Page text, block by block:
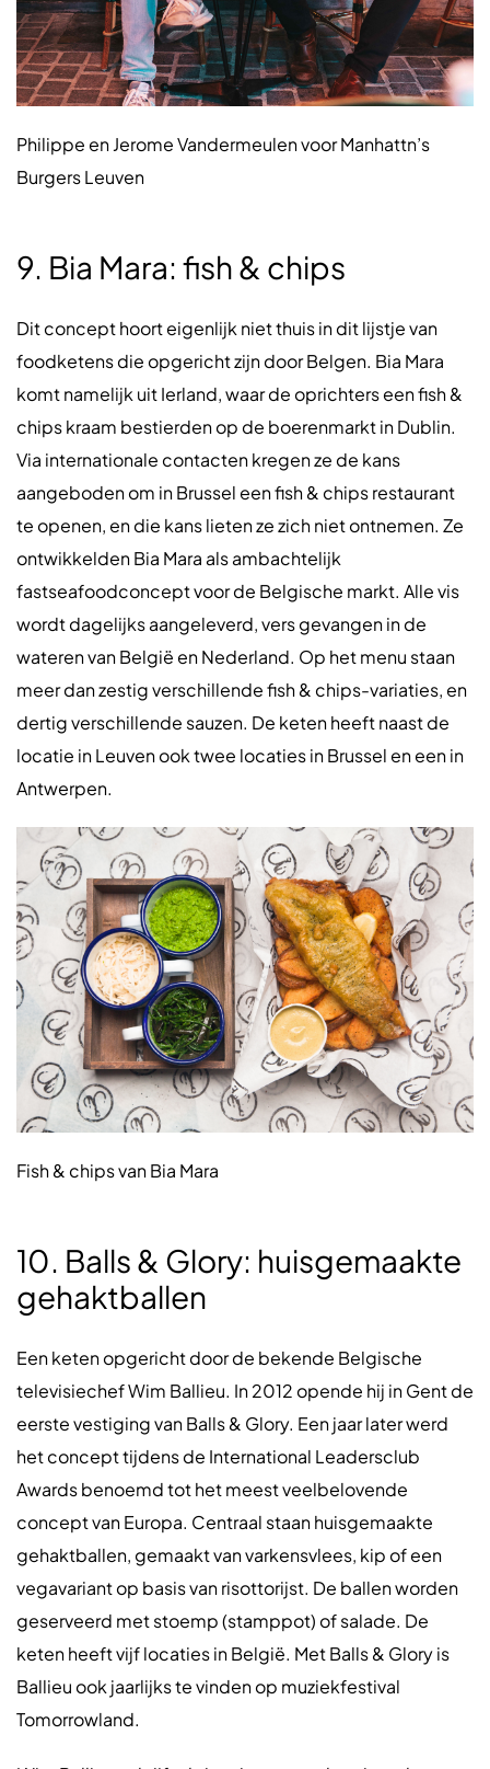
Philippe en Jerome Vandermeulen voor Manhattn’s
Burgers Leuven
9. Bia Mara: fish & chips
Dit concept hoort eigenlijk niet thuis in dit lijstje van
foodketens die opgericht zijn door Belgen. Bia Mara
komt namelijk uit Ierland, waar de oprichters een fish &
chips kraam bestierden op de boerenmarkt in Dublin.
Via internationale contacten kregen ze de kans
aangeboden om in Brussel een fish & chips restaurant
te openen, en die kans lieten ze zich niet ontnemen. Ze
ontwikkelden Bia Mara als ambachtelijk
fastseafoodconcept voor de Belgische markt. Alle vis
wordt dagelijks aangeleverd, vers gevangen in de
wateren van België en Nederland. Op het menu staan
meer dan zestig verschillende fish & chips-variaties, en
dertig verschillende sauzen. De keten heeft naast de
locatie in Leuven ook twee locaties in Brussel en een in
Antwerpen.
Fish & chips van Bia Mara
10. Balls & Glory: huisgemaakte
gehaktballen
Een keten opgericht door de bekende Belgische
televisiechef Wim Ballieu. In 2012 opende hij in Gent de
eerste vestiging van Balls & Glory. Een jaar later werd
het concept tijdens de International Leadersclub
Awards benoemd tot het meest veelbelovende
concept van Europa. Centraal staan huisgemaakte
gehaktballen, gemaakt van varkensvlees, kip of een
vegavariant op basis van risottorijst. De ballen worden
geserveerd met stoemp (stamppot) of salade. De
keten heeft vijf locaties in België. Met Balls & Glory is
Ballieu ook jaarlijks te vinden op muziekfestival
Tomorrowland.